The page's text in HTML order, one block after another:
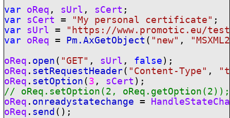
var oReq , sUrl , sCert ;
var sCert = "My personal certificate" ;
var sUrl =
"https://www.promotic.eu/
var oReq = Pm.AxGetObject ( "new" ,
oReq . open ( "GET" , sUrl , false );
oReq . setRequestHeader( "Content-Type" ,
oReq . setOption ( 3 , sCert );
// oReq.setOption(2, oReq.getOption(2));
oReq . onreadystatechange =
oReq . send ();